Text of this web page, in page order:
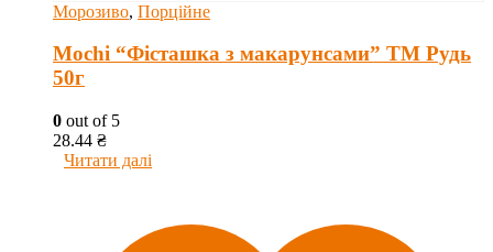
Морозиво, Порційне
Mochi “Фісташка з макарунсами” ТМ Рудь
50г
0 out of 5
28.44 ₴
Читати далі